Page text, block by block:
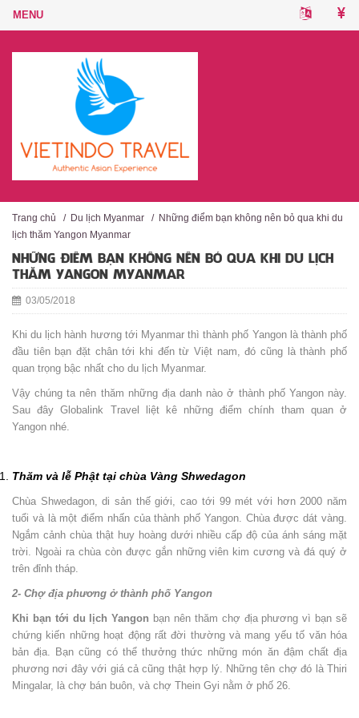
Trang chủ / Du lịch Myanmar / Những điểm bạn không nên bỏ qua khi du
lịch thăm Yangon Myanmar
NHỮNG ĐIỂM BẠN KHÔNG NÊN BỎ QUA KHI DU LỊCH
THĂM YANGON MYANMAR
03/05/2018
Khi du lịch hành hương tới Myanmar thì thành phố Yangon là thành phố
đầu tiên bạn đặt chân tới khi đến từ Việt nam, đó cũng là thành phố
quan trọng bậc nhất cho du lịch Myanmar.
Vậy chúng ta nên thăm những địa danh nào ở thành phố Yangon này.
Sau đây Globalink Travel liệt kê những điểm chính tham quan ở
Yangon nhé.
Thăm và lễ Phật tại chùa Vàng Shwedagon
Chùa Shwedagon, di sản thế giới, cao tới 99 mét với hơn 2000 năm
tuổi và là một điểm nhấn của thành phố Yangon. Chùa được dát vàng.
Ngắm cảnh chùa thật huy hoàng dưới nhiều cấp độ của ánh sáng mặt
trời. Ngoài ra chùa còn được gắn những viên kim cương và đá quý ở
trên đỉnh tháp.
2- Chợ địa phương ở thành phố Yangon
Khi bạn tới du lịch Yangon bạn nên thăm chợ địa phương vì bạn sẽ
chứng kiến những hoạt động rất đời thường và mang yếu tố văn hóa
bản địa. Bạn cũng có thể thưởng thức những món ăn đậm chất địa
phương nơi đây với giá cả cũng thật hợp lý. Những tên chợ đó là Thiri
Mingalar, là chợ bán buôn, và chợ Thein Gyi nằm ở phố 26.